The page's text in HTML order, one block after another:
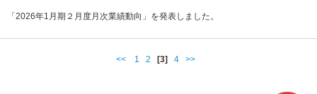
「2026年1月期２月度月次業績動向」を発表しました。
<< 1 2 [3] 4 >>